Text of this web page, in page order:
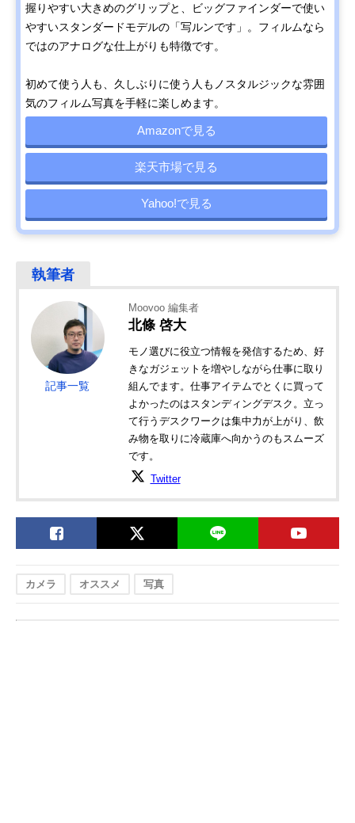
握りやすい大きめのグリップと、ビッグファインダーで使い
やすいスタンダードモデルの「写ルンです」。フィルムなら
ではのアナログな仕上がりも特徴です。
初めて使う人も、久しぶりに使う人もノスタルジックな雰囲
気のフィルム写真を手軽に楽しめます。
Amazonで見る
楽天市場で見る
Yahoo!で見る
記事一覧
Moovoo 編集者
北條 啓大
モノ選びに役立つ情報を発信するため、好
きなガジェットを増やしながら仕事に取り
組んでます。仕事アイテムでとくに買って
よかったのはスタンディングデスク。立っ
て行うデスクワークは集中力が上がり、飲
み物を取りに冷蔵庫へ向かうのもスムーズ
です。
Twitter
カメラ オススメ 写真